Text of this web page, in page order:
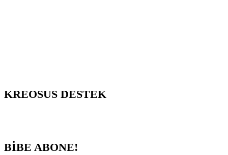
KREOSUS DESTEK
BİBE ABONE!